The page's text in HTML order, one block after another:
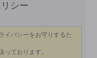
シー